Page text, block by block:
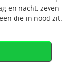
en nacht, zeven
die in nood zit.